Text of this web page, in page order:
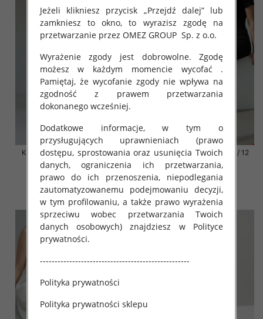
Klapki damskie Roz 36-42 / 12
par
41.00 zł
szczegóły
Klapki damskie Roz 36-42 / 12
par
41.00 zł
szczegóły
Jeżeli klikniesz przycisk „Przejdź dalej” lub
zamkniesz to okno, to wyrazisz zgodę na
przetwarzanie przez OMEZ GROUP Sp. z o.o.
Wyrażenie zgody jest dobrowolne. Zgodę
możesz w każdym momencie wycofać .
Pamiętaj, że wycofanie zgody nie wpływa na
zgodność z prawem przetwarzania
dokonanego wcześniej.
Dodatkowe informacje, w tym o
przysługujących uprawnieniach (prawo
dostępu, sprostowania oraz usunięcia Twoich
danych, ograniczenia ich przetwarzania,
prawo do ich przenoszenia, niepodlegania
zautomatyzowanemu podejmowaniu decyzji,
w tym profilowaniu, a także prawo wyrażenia
sprzeciwu wobec przetwarzania Twoich
danych osobowych) znajdziesz w Polityce
prywatności.
---------------------------------------------------
Polityka prywatności
Polityka prywatności sklepu